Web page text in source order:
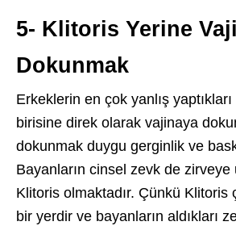
5- Klitoris Yerine
Dokunmak
Erkeklerin en çok yanlış
birisine direk olarak vajinaya
dokunmak duygu gerginlik ve
Bayanların cinsel zevk de zirveye
Klitoris olmaktadır. Çünkü Klitoris
bir yerdir ve bayanların aldıkları